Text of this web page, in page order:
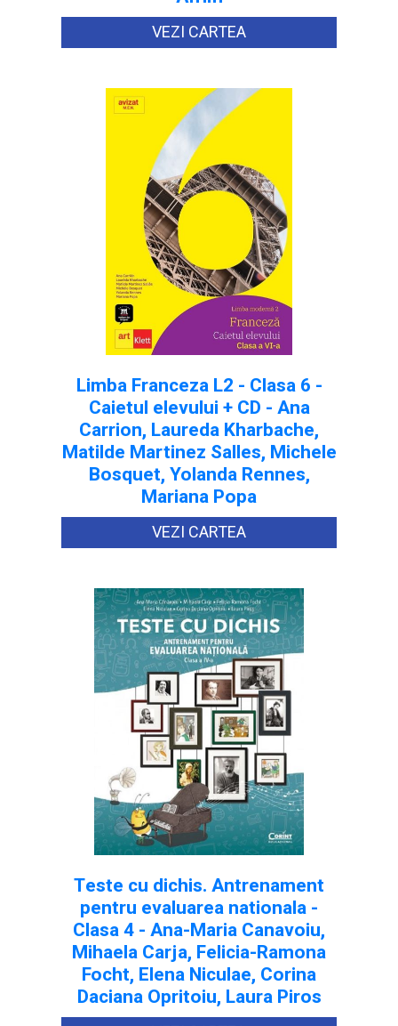
VEZI CARTEA
Limba Franceza L2 - Clasa 6 -
Caietul elevului + CD - Ana
Carrion, Laureda Kharbache,
Matilde Martinez Salles, Michele
Bosquet, Yolanda Rennes,
Mariana Popa
VEZI CARTEA
Teste cu dichis. Antrenament
pentru evaluarea nationala -
Clasa 4 - Ana-Maria Canavoiu,
Mihaela Carja, Felicia-Ramona
Focht, Elena Niculae, Corina
Daciana Opritoiu, Laura Piros